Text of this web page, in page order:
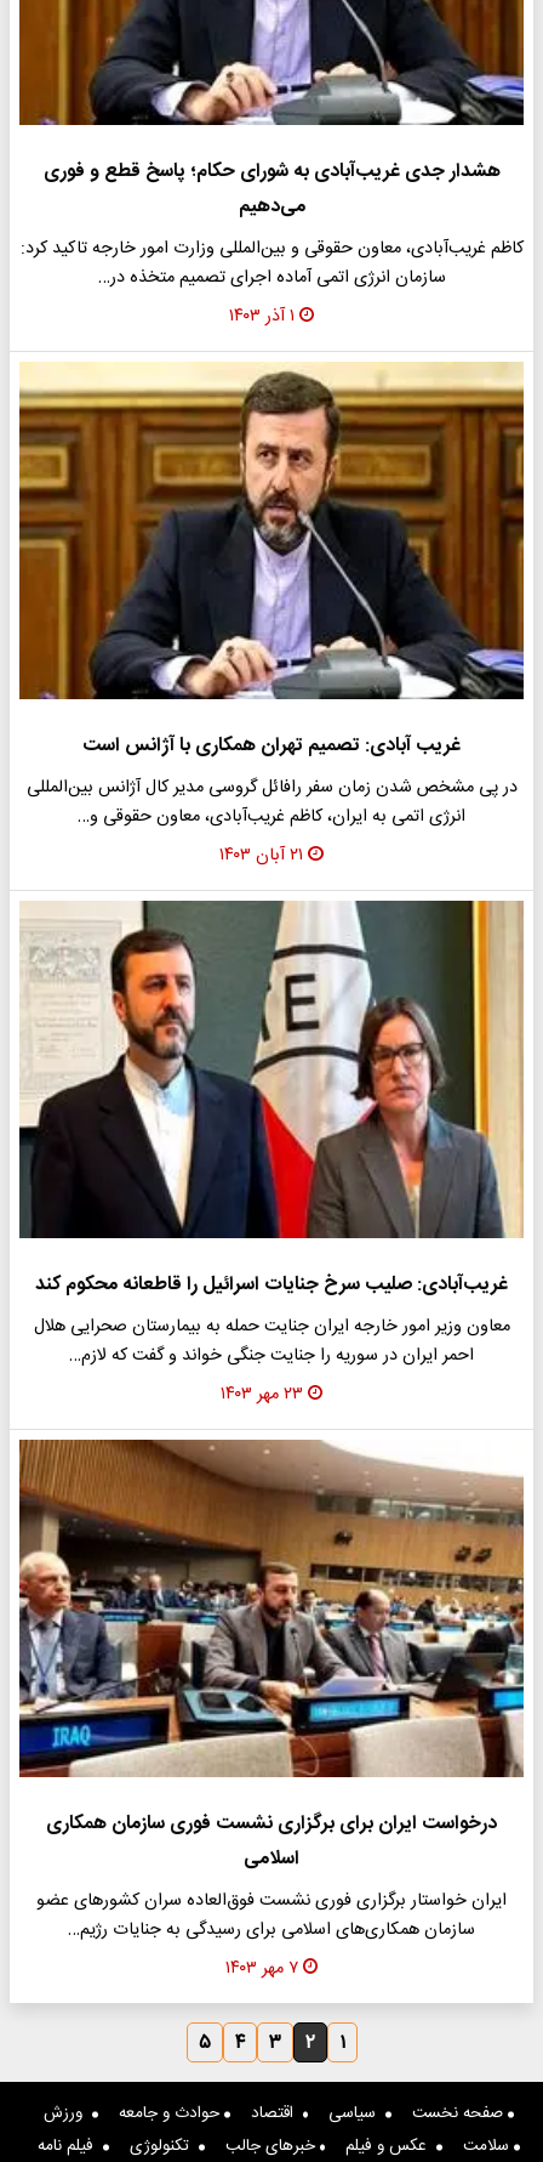
هشدار جدی غریب‌آبادی به شورای حکام؛ پاسخ قطع و فوری
می‌دهیم
کاظم غریب‌آبادی، معاون حقوقی و بین‌المللی وزارت امور خارجه تاکید کرد:
سازمان انرژی اتمی آماده اجرای تصمیم متخذه در…
۱ آذر ۱۴۰۳
غریب آبادی: تصمیم تهران همکاری با آژانس است
در پی مشخص شدن زمان سفر رافائل گروسی مدیر کال آژانس بین‌المللی
انرژی اتمی به ایران، کاظم غریب‌آبادی، معاون حقوقی و…
۲۱ آبان ۱۴۰۳
غریب‌آبادی: صلیب سرخ جنایات اسرائیل را قاطعانه محکوم کند
معاون وزیر امور خارجه ایران جنایت حمله به بیمارستان صحرایی هلال
احمر ایران در سوریه را جنایت جنگی خواند و گفت که لازم…
۲۳ مهر ۱۴۰۳
درخواست ایران برای برگزاری نشست فوری سازمان همکاری‌
اسلامی
ایران خواستار برگزاری فوری نشست فوق‌العاده سران کشورهای عضو
سازمان همکاری‌های اسلامی برای رسیدگی به جنایات رژیم…
۷ مهر ۱۴۰۳
۱ ۲ ۳ ۴ ۵
صفحه نخست سیاسی اقتصاد حوادث و جامعه
ورزش
سلامت
عکس و فیلم خبرهای جالب تکنولوژی فیلم نامه